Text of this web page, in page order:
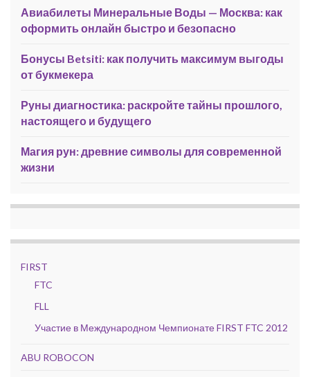
Авиабилеты Минеральные Воды — Москва: как
оформить онлайн быстро и безопасно
Бонусы Betsiti: как получить максимум выгоды
от букмекера
Руны диагностика: раскройте тайны прошлого,
настоящего и будущего
Магия рун: древние символы для современной
жизни
FIRST
FTC
FLL
Участие в Международном Чемпионате FIRST FTC 2012
ABU ROBOCON